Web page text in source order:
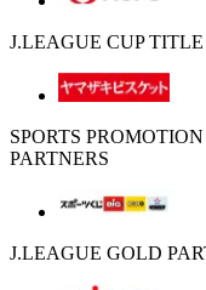
J.LEAGUE CUP TITLE
SPORTS
PARTNERS
J.LEAGUE GOLD